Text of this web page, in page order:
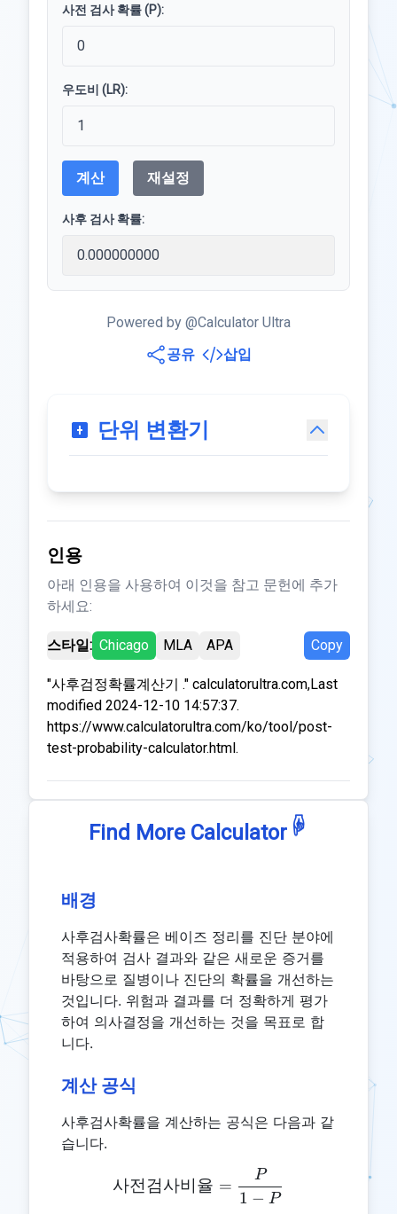
사전 검사 확률 (P):
우도비 (LR):
계산 재설정
사후 검사 확률:
Powered by @Calculator Ultra
공유
삽입
단위 변환기
인용
아래 인용을 사용하여 이것을 참고 문헌에 추가
하세요:
스타일: Chicago MLA APA Copy
"사후검정확률계산기 ." calculatorultra.com,Last
modified 2024-12-10 14:57:37.
https://www.calculatorultra.com/ko/tool/post-
test-probability-calculator.html.
Find More Calculator ☟
배경
사후검사확률은 베이즈 정리를 진단 분야에
적용하여 검사 결과와 같은 새로운 증거를
바탕으로 질병이나 진단의 확률을 개선하는
것입니다. 위험과 결과를 더 정확하게 평가
하여 의사결정을 개선하는 것을 목표로 합
니다.
계산 공식
사후검사확률을 계산하는 공식은 다음과 같
습니다.
\text{사전검사비율} =
사전검사비율 =
1 − P
P